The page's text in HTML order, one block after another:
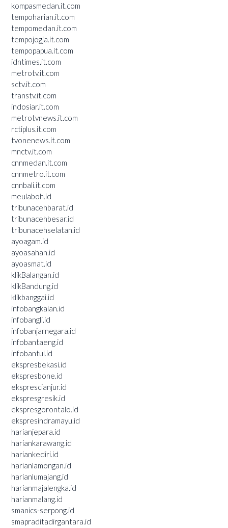
kompasmedan.it.com
tempoharian.it.com
tempomedan.it.com
tempojogja.it.com
tempopapua.it.com
idntimes.it.com
metrotv.it.com
sctv.it.com
transtv.it.com
indosiar.it.com
metrotvnews.it.com
rctiplus.it.com
tvonenews.it.com
mnctv.it.com
cnnmedan.it.com
cnnmetro.it.com
cnnbali.it.com
meulaboh.id
tribunacehbarat.id
tribunacehbesar.id
tribunacehselatan.id
ayoagam.id
ayoasahan.id
ayoasmat.id
klikBalangan.id
klikBandung.id
klikbanggai.id
infobangkalan.id
infobangli.id
infobanjarnegara.id
infobantaeng.id
infobantul.id
ekspresbekasi.id
ekspresbone.id
eksprescianjur.id
ekspresgresik.id
ekspresgorontalo.id
ekspresindramayu.id
harianjepara.id
hariankarawang.id
hariankediri.id
harianlamongan.id
harianlumajang.id
harianmajalengka.id
harianmalang.id
smanics-serpong.id
smapraditadirgantara.id